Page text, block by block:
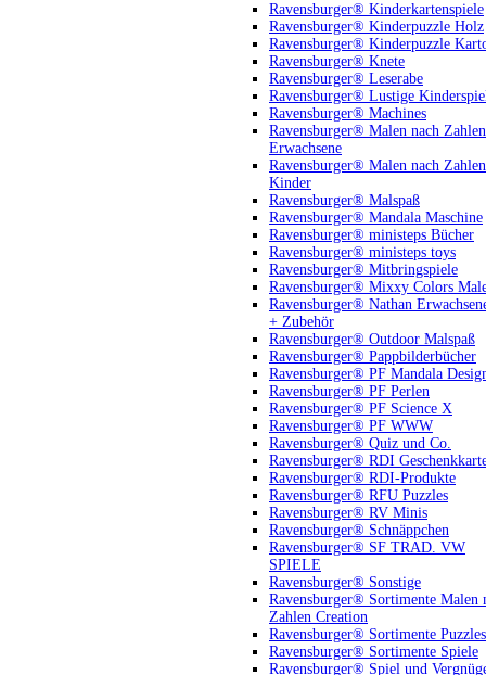
Ravensburger® Kinderkartenspiele
Ravensburger® Kinderpuzzle Holz
Ravensburger® Kinderpuzzle
Ravensburger® Knete
Ravensburger® Leserabe
Ravensburger® Lustige
Ravensburger® Machines
Ravensburger® Malen nach Zahlen
Erwachsene
Ravensburger® Malen nach Zahlen
Kinder
Ravensburger® Malspaß
Ravensburger® Mandala Maschine
Ravensburger® ministeps Bücher
Ravensburger® ministeps toys
Ravensburger® Mitbringspiele
Ravensburger® Mixxy Colors
Ravensburger® Nathan
+ Zubehör
Ravensburger® Outdoor Malspaß
Ravensburger® Pappbilderbücher
Ravensburger® PF Mandala
Ravensburger® PF Perlen
Ravensburger® PF Science X
Ravensburger® PF WWW
Ravensburger® Quiz und Co.
Ravensburger® RDI
Ravensburger® RDI-Produkte
Ravensburger® RFU Puzzles
Ravensburger® RV Minis
Ravensburger® Schnäppchen
Ravensburger® SF TRAD. VW
SPIELE
Ravensburger® Sonstige
Ravensburger® Sortimente Malen
Zahlen Creation
Ravensburger® Sortimente Puzzles
Ravensburger® Sortimente Spiele
Ravensburger® Spiel und